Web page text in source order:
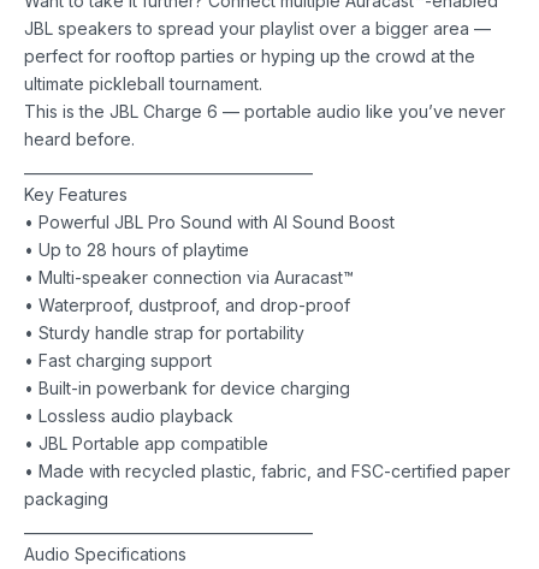
JBL speakers to spread your playlist over a bigger area —
perfect for rooftop parties or hyping up the crowd at the
ultimate pickleball tournament.
This is the JBL Charge 6 — portable audio like you’ve never
heard before.
Key Features
• Powerful JBL Pro Sound with AI Sound Boost
• Up to 28 hours of playtime
• Multi-speaker connection via Auracast™
• Waterproof, dustproof, and drop-proof
• Sturdy handle strap for portability
• Fast charging support
• Built-in powerbank for device charging
• Lossless audio playback
• JBL Portable app compatible
• Made with recycled plastic, fabric, and FSC-certified paper
packaging
Audio Specifications